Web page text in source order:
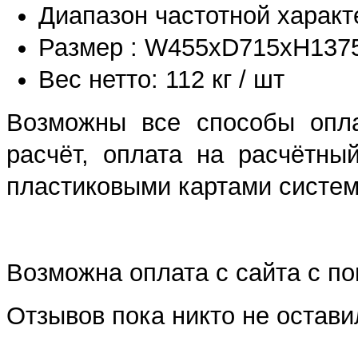
Диапазон частотной
Размер :
Вес нетто: 112 кг / шт
Возможны все способы
расчёт, оплата на
пластиковыми картами
Возможна оплата с сайта с
Отзывов пока никто не